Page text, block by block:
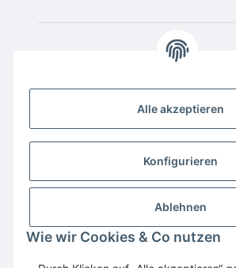
Alle akzeptieren
Konfigurieren
Ablehnen
Wie wir Cookies & Co nutzen
Domains ,Webspace
GESETZLICHE